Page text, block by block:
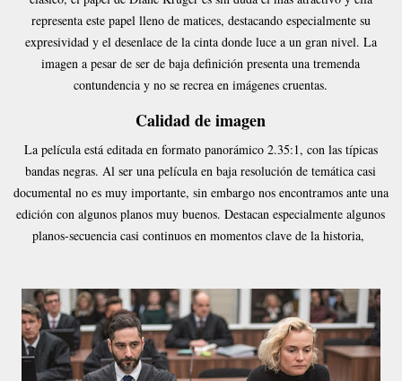
representa este papel lleno de matices, destacando especialmente su
expresividad y el desenlace de la cinta donde luce a un gran nivel. La
imagen a pesar de ser de baja definición presenta una tremenda
contundencia y no se recrea en imágenes cruentas.
Calidad de imagen
La película está editada en formato panorámico 2.35:1, con las típicas
bandas negras. Al ser una película en baja resolución de temática casi
documental no es muy importante, sin embargo nos encontramos ante una
edición con algunos planos muy buenos. Destacan especialmente algunos
planos-secuencia casi continuos en momentos clave de la historia,